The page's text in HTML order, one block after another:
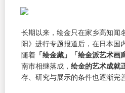
长期以来，绘金只在家乡高知闻
阳》进行专题报道后，在日本国
随着 「绘金藏」「绘金派艺术画
南市相继落成， 绘金的艺术成就
存、研究与展示的条件也逐渐完善